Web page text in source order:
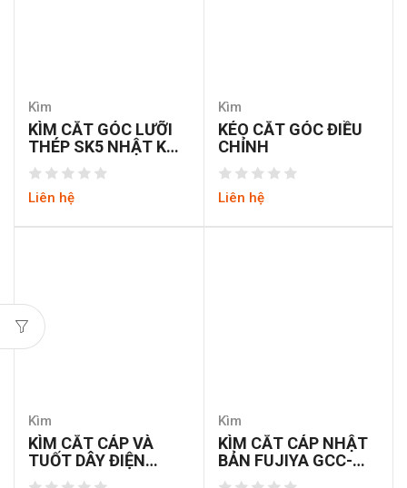
Kìm
KÌM CẮT GÓC LƯỠI
THÉP SK5 NHẬT KHỔ
50MM
Liên hệ
Kìm
KÉO CẮT GÓC ĐIỀU
CHỈNH
Liên hệ
Kìm
KÌM CẮT CÁP VÀ
TUỐT DÂY ĐIỆN
EACKER 604328
Kìm
KÌM CẮT CÁP NHẬT
BẢN FUJIYA GCC-
150